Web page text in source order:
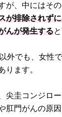
が、中にはそ
が排除されず
んが発生する
外でも、女性
ります。
尖圭コンジロ
肛門がんの原因